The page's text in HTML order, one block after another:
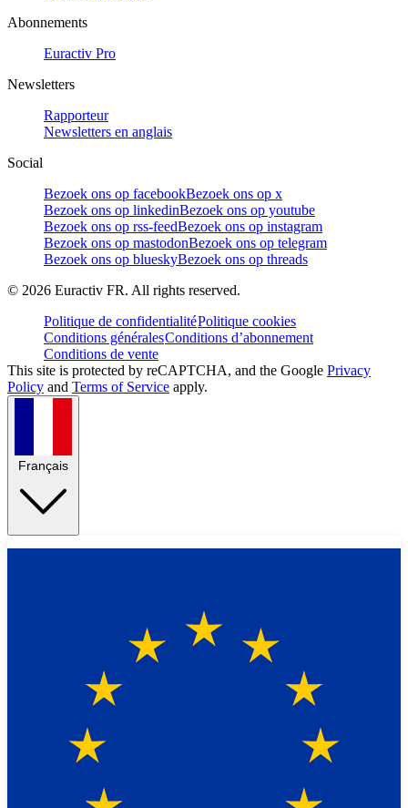
Abonnements
Euractiv Pro
Newsletters
Rapporteur
Newsletters en anglais
Social
Bezoek ons op facebookBezoek ons op x
Bezoek ons op linkedinBezoek ons op youtube
Bezoek ons op rss-feedBezoek ons op instagram
Bezoek ons op mastodonBezoek ons op telegram
Bezoek ons op blueskyBezoek ons op threads
© 2026 Euractiv FR. All rights reserved.
Politique de confidentialitéPolitique cookies
Conditions généralesConditions d’abonnement
Conditions de vente
This site is protected by reCAPTCHA, and the Google Privacy
Policy and Terms of Service apply.
Français